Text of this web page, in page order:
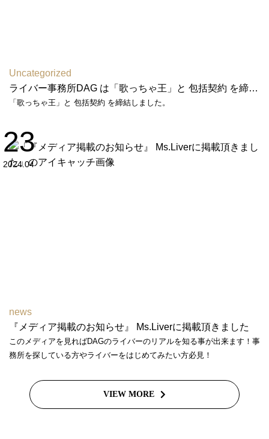
Uncategorized
ライバー事務所DAG は「歌っちゃ王」と 包括契約 を締結しました
「歌っちゃ王」と 包括契約 を締結しました。
23
2024.04
news
『メディア掲載のお知らせ』 Ms.Liverに掲載頂きました
このメディアを見ればDAGのライバーのリアルを知る事が出来ます！事
務所を探している方やライバーをはじめてみたい方必見！
VIEW MORE